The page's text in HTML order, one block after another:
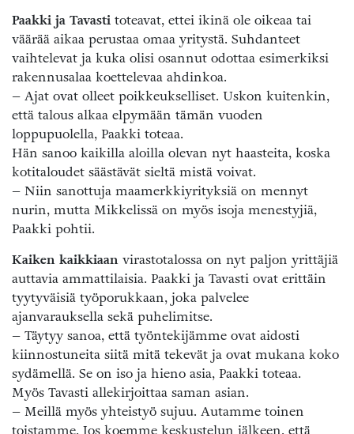
Paakki ja Tavasti toteavat, ettei ikinä ole oikeaa tai
väärää aikaa perustaa omaa yritystä. Suhdanteet
vaihtelevat ja kuka olisi osannut odottaa esimerkiksi
rakennusalaa koettelevaa ahdinkoa.
– Ajat ovat olleet poikkeukselliset. Uskon kuitenkin,
että talous alkaa elpymään tämän vuoden
loppupuolella, Paakki toteaa.
Hän sanoo kaikilla aloilla olevan nyt haasteita, koska
kotitaloudet säästävät sieltä mistä voivat.
– Niin sanottuja maamerkkiyrityksiä on mennyt
nurin, mutta Mikkelissä on myös isoja menestyjiä,
Paakki pohtii.
Kaiken kaikkiaan virastotalossa on nyt paljon yrittäjiä
auttavia ammattilaisia. Paakki ja Tavasti ovat erittäin
tyytyväisiä työporukkaan, joka palvelee
ajanvarauksella sekä puhelimitse.
– Täytyy sanoa, että työntekijämme ovat aidosti
kiinnostuneita siitä mitä tekevät ja ovat mukana koko
sydämellä. Se on iso ja hieno asia, Paakki toteaa.
Myös Tavasti allekirjoittaa saman asian.
– Meillä myös yhteistyö sujuu. Autamme toinen